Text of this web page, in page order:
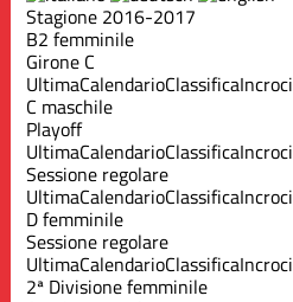
Stagione 2016-2017
B2 femminile
Girone C
UltimaCalendarioClassificaIncroci
C maschile
Playoff
UltimaCalendarioClassificaIncroci
Sessione regolare
UltimaCalendarioClassificaIncroci
D femminile
Sessione regolare
UltimaCalendarioClassificaIncroci
2ª Divisione femminile